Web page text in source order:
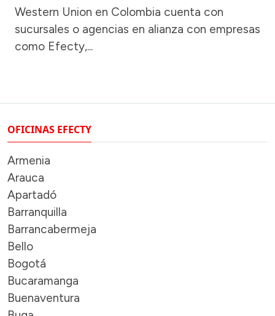
Western Union en Colombia cuenta con
sucursales o agencias en alianza con empresas
como Efecty,...
OFICINAS EFECTY
Armenia
Arauca
Apartadó
Barranquilla
Barrancabermeja
Bello
Bogotá
Bucaramanga
Buenaventura